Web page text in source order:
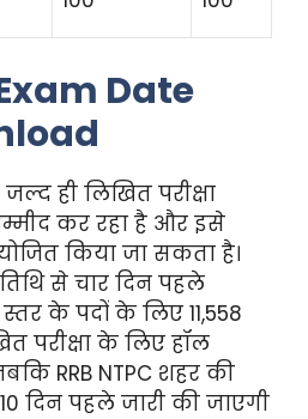
Date
जल्द ही लिखित परीक्षा
कर रहा है और इसे
किया जा सकता है।
तिथि से चार दिन पहले
के पदों के लिए 11,558
परीक्षा के लिए हॉल
RRB NTPC शहर की
10 दिन पहले जारी की जाएगी